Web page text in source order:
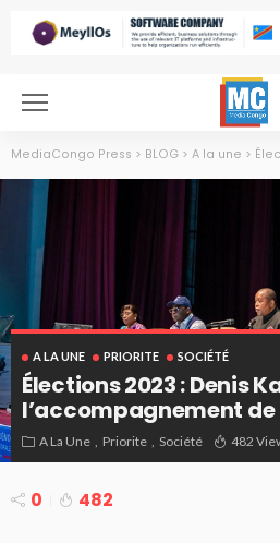
MediaCongo Press > BLOG > A la une >
A LA UNE PRIORITE SOCIÉTÉ
Élections 2023 : Denis
l’accompagnement
A La Une Priorite Société 482
0 482